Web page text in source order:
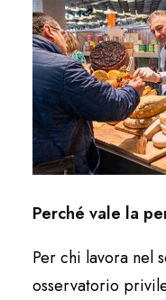
Perché vale la
Per chi lavora nel
osservatorio